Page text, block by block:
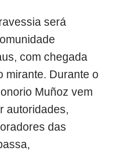
será
com chegada
mirante. Durante o
Muñoz vem
autoridades,
das